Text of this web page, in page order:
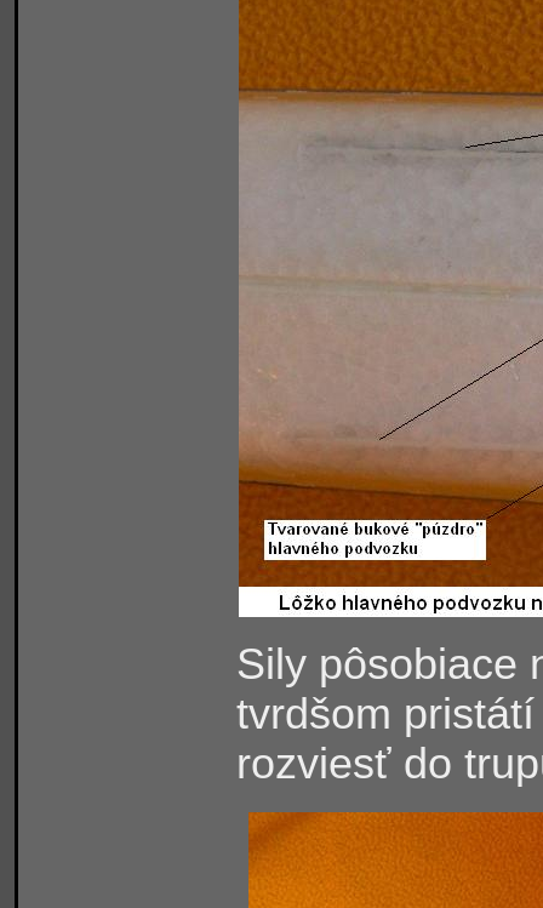
Sily pôsobiace
tvrdšom
rozviesť do